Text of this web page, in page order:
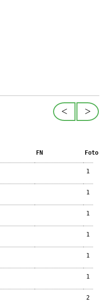
>
<
FN Foto
1
1
1
1
1
1
2